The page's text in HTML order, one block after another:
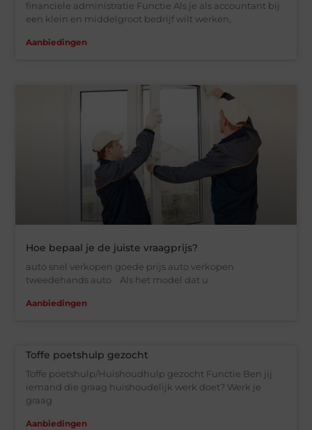
financiele administratie Functie Als je als accountant bij
een klein en middelgroot bedrijf wilt werken,
Aanbiedingen
Hoe bepaal je de juiste vraagprijs?
auto snel verkopen goede prijs auto verkopen
tweedehands auto Als het model dat u
Aanbiedingen
Toffe poetshulp gezocht
Toffe poetshulp/Huishoudhulp gezocht Functie Ben jij
iemand die graag huishoudelijk werk doet? Werk je
graag
Aanbiedingen